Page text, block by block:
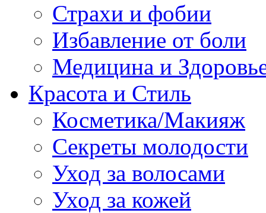
Страхи и фобии
Избавление от боли
Медицина и
Красота и Стиль
Косметика/Макияж
Секреты молодости
Уход за волосами
Уход за кожей